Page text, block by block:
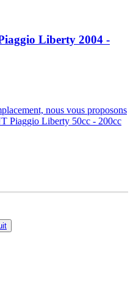
Liberty 2004 -
nous vous proposons
Piaggio Liberty 50cc - 200cc